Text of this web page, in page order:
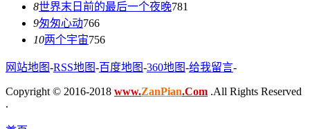
8世界末日前的最后一个夜晚781
9匆匆心动766
10两个宇宙756
网站地图-RSS地图-百度地图-360地图-给我留言-
Copyright © 2016-2018 www.ZanPian.Com .All Rights Reserved
.